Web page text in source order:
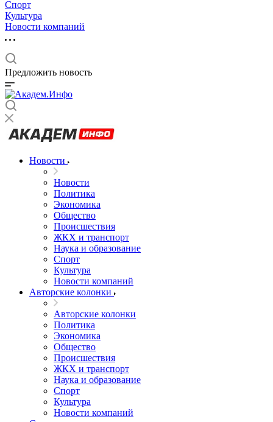
Спорт
Культура
Новости компаний
Предложить новость
Новости
Новости
Политика
Экономика
Общество
Происшествия
ЖКХ и транспорт
Наука и образование
Спорт
Культура
Новости компаний
Авторские колонки
Авторские колонки
Политика
Экономика
Общество
Происшествия
ЖКХ и транспорт
Наука и образование
Спорт
Культура
Новости компаний